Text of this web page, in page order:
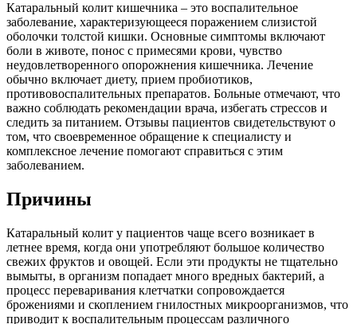
Катаральный колит кишечника – это воспалительное
заболевание, характеризующееся поражением слизистой
оболочки толстой кишки. Основные симптомы включают
боли в животе, понос с примесями крови, чувство
неудовлетворенного опорожнения кишечника. Лечение
обычно включает диету, прием пробиотиков,
противовоспалительных препаратов. Больные отмечают, что
важно соблюдать рекомендации врача, избегать стрессов и
следить за питанием. Отзывы пациентов свидетельствуют о
том, что своевременное обращение к специалисту и
комплексное лечение помогают справиться с этим
заболеванием.
Причины
Катаральный колит у пациентов чаще всего возникает в
летнее время, когда они употребляют большое количество
свежих фруктов и овощей. Если эти продукты не тщательно
вымыты, в организм попадает много вредных бактерий, а
процесс переваривания клетчатки сопровождается
брожениями и скоплением гнилостных микроорганизмов, что
приводит к воспалительным процессам различного